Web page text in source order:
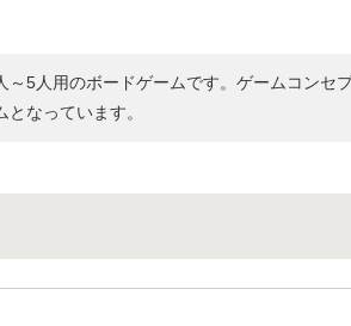
5人用のボードゲームです。ゲームコンセ
なっています。